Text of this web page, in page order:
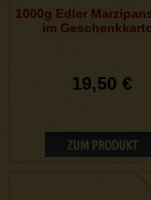
1000g Edler
im
19,50 €
ZUM PRODUKT